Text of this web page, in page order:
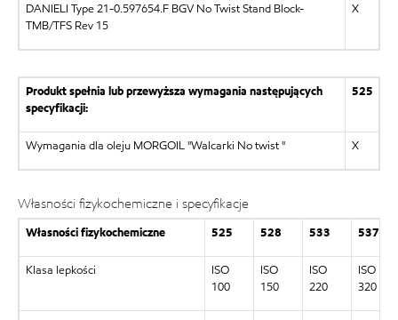
DANIELI Type 21-0.597654.F BGV No Twist Stand Block-
TMB/TFS Rev 15
X
Produkt spełnia lub przewyższa wymagania następujących
specyfikacji:
525
Wymagania dla oleju MORGOIL "Walcarki No twist " X
Własności fizykochemiczne i specyfikacje
Własności fizykochemiczne 525 528 533 537
Klasa lepkości
ISO
100
ISO
150
ISO
220
ISO
320